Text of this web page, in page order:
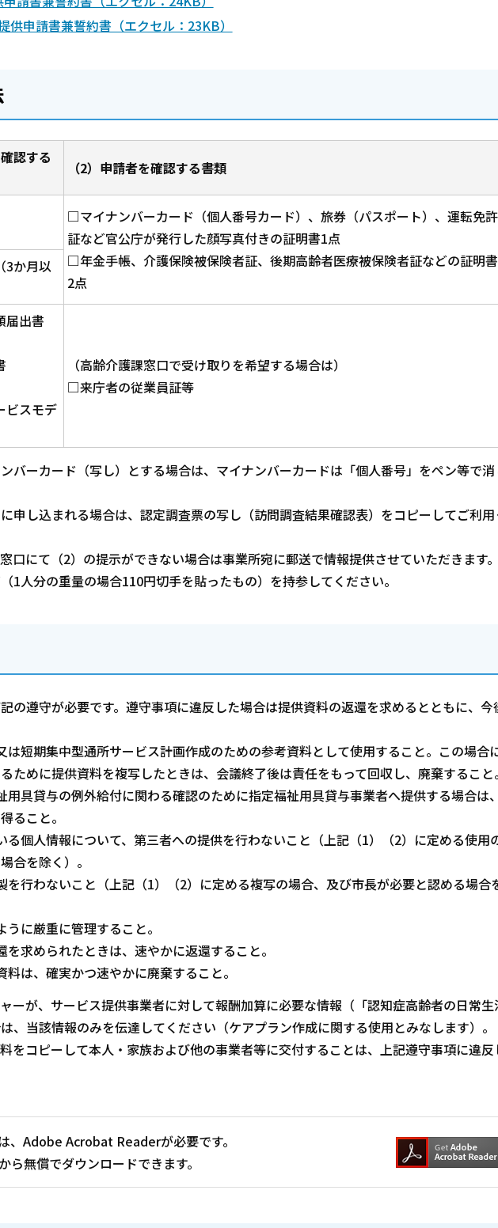
供申請書兼誓約書（エクセル：23KB）
認する
（2）申請者を確認する書類
□マイナンバーカード（個人番号カード）、旅券（パスポート）、運転免許
証など官公庁が発行した顔写真付きの証明書1点
□年金手帳、介護保険被保険者証、後期高齢者医療被保険者証などの証明書
2点
3か月以
届出書
ビスモデ
（高齢介護課窓口で受け取りを希望する場合は）
□来庁者の従業員証等
バーカード（写し）とする場合は、マイナンバーカードは「個人番号」をペン等で消
申し込まれる場合は、認定調査票の写し（訪問調査結果確認表）をコピーしてご利用
口にて（2）の提示ができない場合は事業所宛に郵送で情報提供させていただきます
1人分の重量の場合110円切手を貼ったもの）を持参してください。
の遵守が必要です。遵守事項に違反した場合は提供資料の返還を求めるとともに、今
は短期集中型通所サービス計画作成のための参考資料として使用すること。この場合に
ために提供資料を複写したときは、会議終了後は責任をもって回収し、廃棄すること。
用具貸与の例外給付に関わる確認のために指定福祉用具貸与事業者へ提供する場合は
ること。
る個人情報について、第三者への提供を行わないこと（上記（1）（2）に定める使用
合を除く）。
を行わないこと（上記（1）（2）に定める複写の場合、及び市長が必要と認める場合
うに厳重に管理すること。
を求められたときは、速やかに返還すること。
料は、確実かつ速やかに廃棄すること。
ーが、サービス提供事業者に対して報酬加算に必要な情報（「認知症高齢者の日常生
、当該情報のみを伝達してください（ケアプラン作成に関する使用とみなします）。
をコピーして本人・家族および他の事業者等に交付することは、上記遵守事項に違反
、Adobe Acrobat Readerが必要です。
無償でダウンロードできます。